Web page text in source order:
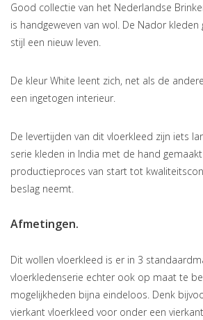
Good collectie van het Nederlandse
is handgeweven van wol. De Nador kleden
stijl een nieuw leven.
De kleur White leent zich, net als de
een ingetogen interieur.
De levertijden van dit vloerkleed zijn iets
serie kleden in India met de hand
productieproces van start tot
beslag neemt.
Afmetingen.
Dit wollen vloerkleed is er in 3
vloerkledenserie echter ook op maat te
mogelijkheden bijna eindeloos. Denk
vierkant vloerkleed voor onder een